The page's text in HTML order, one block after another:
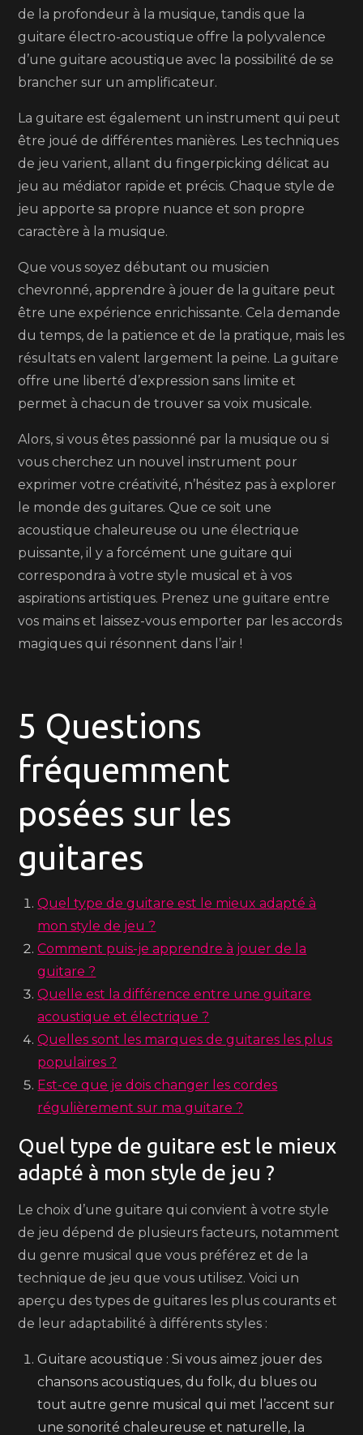
de la profondeur à la musique, tandis que la
guitare électro-acoustique offre la polyvalence
d’une guitare acoustique avec la possibilité de se
brancher sur un amplificateur.
La guitare est également un instrument qui peut
être joué de différentes manières. Les techniques
de jeu varient, allant du fingerpicking délicat au
jeu au médiator rapide et précis. Chaque style de
jeu apporte sa propre nuance et son propre
caractère à la musique.
Que vous soyez débutant ou musicien
chevronné, apprendre à jouer de la guitare peut
être une expérience enrichissante. Cela demande
du temps, de la patience et de la pratique, mais les
résultats en valent largement la peine. La guitare
offre une liberté d’expression sans limite et
permet à chacun de trouver sa voix musicale.
Alors, si vous êtes passionné par la musique ou si
vous cherchez un nouvel instrument pour
exprimer votre créativité, n’hésitez pas à explorer
le monde des guitares. Que ce soit une
acoustique chaleureuse ou une électrique
puissante, il y a forcément une guitare qui
correspondra à votre style musical et à vos
aspirations artistiques. Prenez une guitare entre
vos mains et laissez-vous emporter par les accords
magiques qui résonnent dans l’air !
5 Questions
fréquemment
posées sur les
guitares
Quel type de guitare est le mieux adapté à
mon style de jeu ?
Comment puis-je apprendre à jouer de la
guitare ?
Quelle est la différence entre une guitare
acoustique et électrique ?
Quelles sont les marques de guitares les plus
populaires ?
Est-ce que je dois changer les cordes
régulièrement sur ma guitare ?
Quel type de guitare est le mieux
adapté à mon style de jeu ?
Le choix d’une guitare qui convient à votre style
de jeu dépend de plusieurs facteurs, notamment
du genre musical que vous préférez et de la
technique de jeu que vous utilisez. Voici un
aperçu des types de guitares les plus courants et
de leur adaptabilité à différents styles :
Guitare acoustique : Si vous aimez jouer des
chansons acoustiques, du folk, du blues ou
tout autre genre musical qui met l’accent sur
une sonorité chaleureuse et naturelle, la